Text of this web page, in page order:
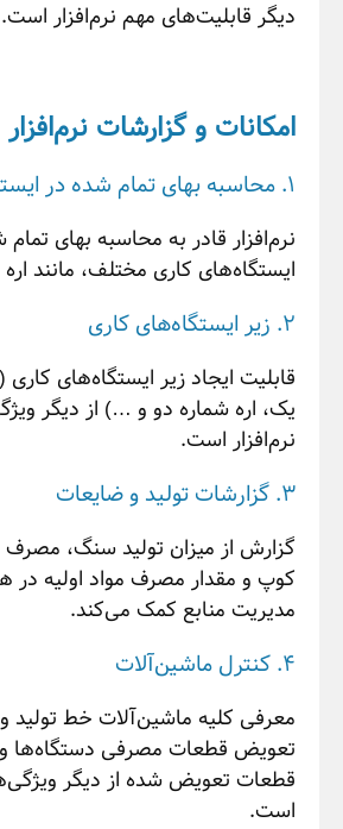
دیگر قابلیت‌های مهم نرم‌افزار است.
امکانات و گزارشات نرم‌افزار
1. محاسبه بهای تمام شده در ایستگاه‌های کاری
نرم‌افزار قادر به محاسبه بهای
ایستگاه‌های کاری مختلف، مانند
2. زیر ایستگاه‌های کاری
قابلیت ایجاد زیر ایستگاه‌های
یک، اره شماره دو و …) از دیگر
نرم‌افزار است.
3. گزارشات تولید و ضایعات
گزارش از میزان تولید سنگ،
کوپ و مقدار مصرف مواد اولیه در
مدیریت منابع کمک می‌کند.
4. کنترل ماشین‌آلات
معرفی کلیه ماشین‌آلات خط تولید
تعویض قطعات مصرفی دستگاه‌ها
قطعات تعویض شده از دیگر
است.